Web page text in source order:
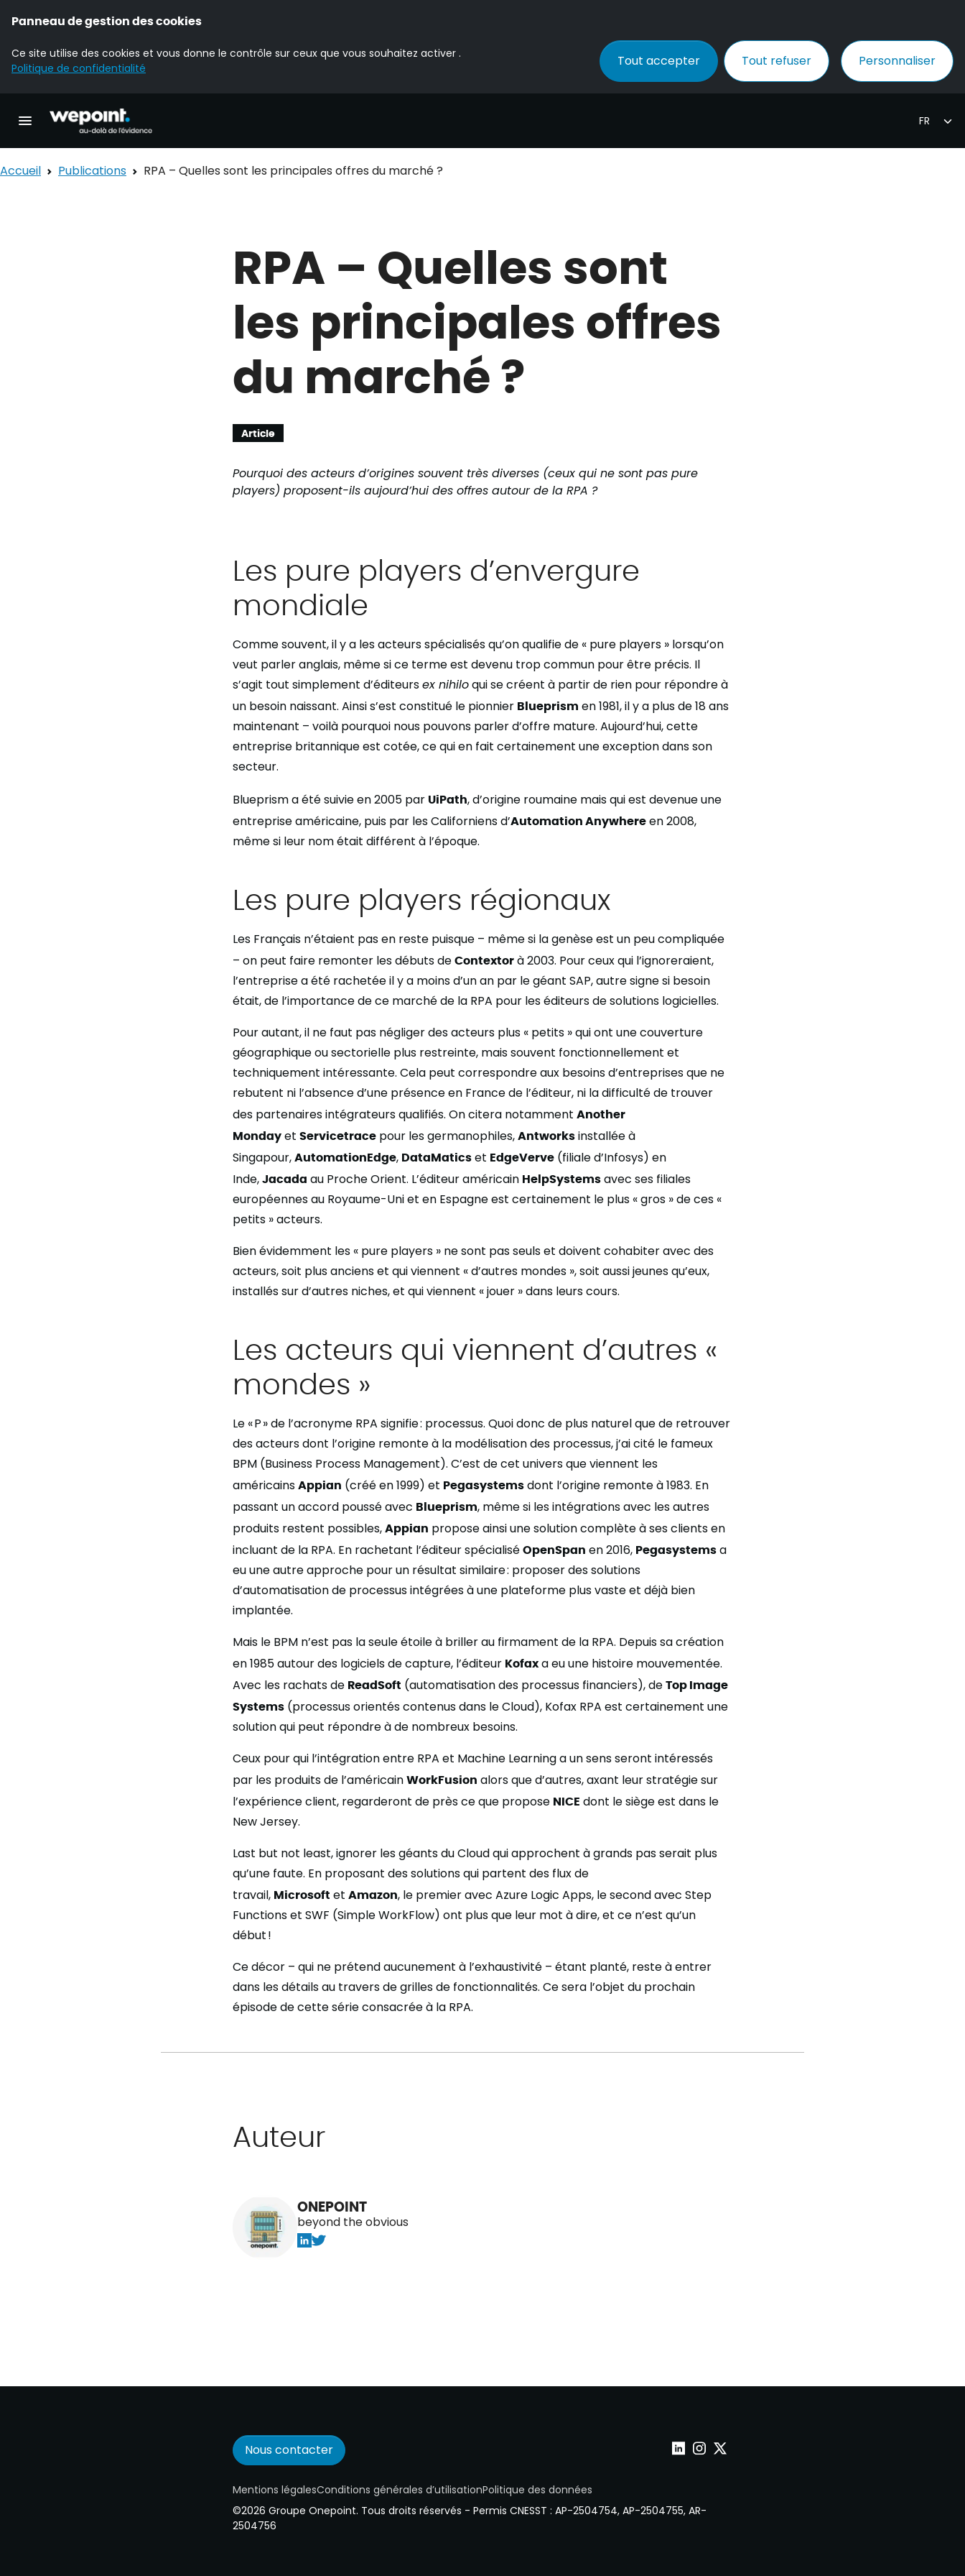
Panneau de gestion des cookies
Ce site utilise des cookies et vous donne le contrôle sur ceux que vous souhaitez activer .
Politique de confidentialité
Tout accepter Tout refuser Personnaliser
Ouvrir la navigation principale
Accueil Publications RPA – Quelles sont les principales offres du marché ?
RPA – Quelles sont
les principales offres
du marché ?
Article
Pourquoi des acteurs d’origines souvent très diverses (ceux qui ne sont pas pure
players) proposent-ils aujourd’hui des offres autour de la RPA ?
Les pure players d’envergure
mondiale
Comme souvent, il y a les acteurs spécialisés qu’on qualifie de « pure players » lorsqu’on
veut parler anglais, même si ce terme est devenu trop commun pour être précis. Il
s’agit tout simplement d’éditeursex nihiloqui se créent à partir de rien pour répondre à
un besoin naissant. Ainsi s’est constitué le pionnier Blueprism en 1981, il y a plus de 18 ans
maintenant – voilà pourquoi nous pouvons parler d’offre mature. Aujourd’hui, cette
entreprise britannique est cotée, ce qui en fait certainement une exception dans son
secteur.
Blueprism a été suivie en 2005 par UiPath, d’origine roumaine mais qui est devenue une
entreprise américaine, puis par les Californiens d’Automation Anywhere en 2008,
même si leur nom était différent à l’époque.
Les pure players régionaux
Les Français n’étaient pas en reste puisque – même si la genèse est un peu compliquée
– on peut faire remonter les débuts de Contextor à 2003. Pour ceux qui l’ignoreraient,
l’entreprise a été rachetée il y a moins d’un an par le géant SAP, autre signe si besoin
était, de l’importance de ce marché de la RPA pour les éditeurs de solutions logicielles.
Pour autant, il ne faut pas négliger des acteurs plus « petits » qui ont une couverture
géographique ou sectorielle plus restreinte, mais souvent fonctionnellement et
techniquement intéressante. Cela peut correspondre aux besoins d’entreprises que ne
rebutent ni l’absence d’une présence en France de l’éditeur, ni la difficulté de trouver
des partenaires intégrateurs qualifiés. On citera notamment Another
Monday et Servicetrace pour les germanophiles, Antworks installée à
Singapour, AutomationEdge, DataMatics et EdgeVerve (filiale d’Infosys) en
Inde, Jacada au Proche Orient. L’éditeur américain HelpSystems avec ses filiales
européennes au Royaume-Uni et en Espagne est certainement le plus « gros » de ces «
petits » acteurs.
Bien évidemment les « pure players » ne sont pas seuls et doivent cohabiter avec des
acteurs, soit plus anciens et qui viennent « d’autres mondes », soit aussi jeunes qu’eux,
installés sur d’autres niches, et qui viennent « jouer » dans leurs cours.
Les acteurs qui viennent d’autres «
mondes »
Le « P » de l’acronyme RPA signifie : processus. Quoi donc de plus naturel que de retrouver
des acteurs dont l’origine remonte à la modélisation des processus, j’ai cité le fameux
BPM (Business Process Management). C’est de cet univers que viennent les
américains Appian (créé en 1999) et Pegasystems dont l’origine remonte à 1983. En
passant un accord poussé avec Blueprism, même si les intégrations avec les autres
produits restent possibles, Appian propose ainsi une solution complète à ses clients en
incluant de la RPA. En rachetant l’éditeur spécialisé OpenSpan en 2016, Pegasystems a
eu une autre approche pour un résultat similaire : proposer des solutions
d’automatisation de processus intégrées à une plateforme plus vaste et déjà bien
implantée.
Mais le BPM n’est pas la seule étoile à briller au firmament de la RPA. Depuis sa création
en 1985 autour des logiciels de capture, l’éditeur Kofax a eu une histoire mouvementée.
Avec les rachats de ReadSoft (automatisation des processus financiers), de Top Image
Systems (processus orientés contenus dans le Cloud), Kofax RPA est certainement une
solution qui peut répondre à de nombreux besoins.
Ceux pour qui l’intégration entre RPA et Machine Learning a un sens seront intéressés
par les produits de l’américain WorkFusion alors que d’autres, axant leur stratégie sur
l’expérience client, regarderont de près ce que propose NICE dont le siège est dans le
New Jersey.
Last but not least, ignorer les géants du Cloud qui approchent à grands pas serait plus
qu’une faute. En proposant des solutions qui partent des flux de
travail, Microsoft et Amazon, le premier avec Azure Logic Apps, le second avec Step
Functions et SWF (Simple WorkFlow) ont plus que leur mot à dire, et ce n’est qu’un
début !
Ce décor – qui ne prétend aucunement à l’exhaustivité – étant planté, reste à entrer
dans les détails au travers de grilles de fonctionnalités. Ce sera l’objet du prochain
épisode de cette série consacrée à la RPA.
Auteur
ONEPOINT
beyond the obvious
Nous contacter Wepoint sur Linkedin
Wepoint sur Instagram
Wepoint sur Twitter
Mentions légalesConditions générales d’utilisationPolitique des données
©2026 Groupe Onepoint. Tous droits réservés - Permis CNESST : AP-2504754, AP-2504755, AR-
2504756